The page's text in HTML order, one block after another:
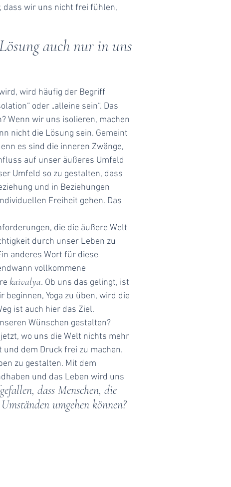
dass wir uns nicht frei fühlen,
auch nur in uns
wird häufig der Begriff
oder „alleine sein“. Das
Wenn wir uns isolieren, machen
nicht die Lösung sein. Gemeint
es sind die inneren Zwänge,
auf unser äußeres Umfeld
Umfeld so zu gestalten, dass
und in Beziehungen
Freiheit gehen. Das
die die äußere Welt
durch unser Leben zu
anderes Wort für diese
vollkommene
kaivalya. Ob uns das gelingt, ist
Yoga zu üben, wird die
ist auch hier das Ziel.
Wünschen gestalten?
wo uns die Welt nichts mehr
dem Druck frei zu machen.
zu gestalten. Mit dem
und das Leben wird uns
dass Menschen, die
umgehen können?